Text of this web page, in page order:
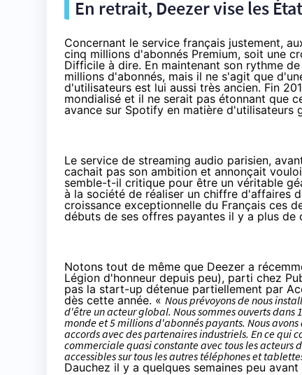
En retrait, Deezer vise les
Concernant le service français justement,
cinq millions d'abonnés Premium, soit une
Difficile à dire. En maintenant son rythme
millions d'abonnés, mais il ne s'agit que
d'utilisateurs est lui aussi très ancien. Fin
mondialisé et il ne serait pas étonnant que
avance sur Spotify en matière d'utilisateurs
Le service de streaming audio parisien,
cachait pas son ambition et annonçait
semble-t-il critique pour être un véritable
à la société de réaliser un chiffre d'affaires
croissance exceptionnelle du Français ces
débuts de ses offres payantes il y a plus de
Notons tout de même que Deezer a
Légion d'honneur depuis peu), parti chez
pas la start-up détenue partiellement par
dès cette année. « Nous prévoyons de nous
d'être un acteur global. Nous sommes ouverts
monde et 5 millions d'abonnés payants. Nous
accords avec des partenaires industriels. En ce qui
commerciale quasi constante avec tous les acteurs
accessibles sur tous les autres téléphones et
Dauchez il y a quelques semaines peu